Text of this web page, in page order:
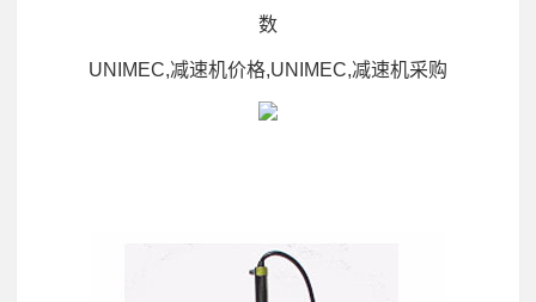
数
UNIMEC,减速机价格,UNIMEC,减速机采购